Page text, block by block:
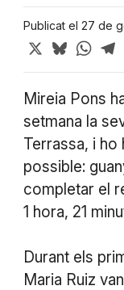
Publicat el 27 de
X Bluesky
Mireia Pons
setmana la
Terrassa, i ho
possible:
completar el
1 hora, 21
Durant els
Maria Ruiz